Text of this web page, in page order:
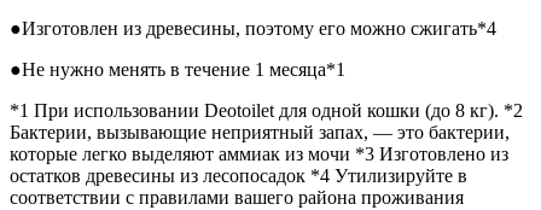
●Изготовлен из древесины, поэтому его можно сжигать*4
●Не нужно менять в течение 1 месяца*1
*1 При использовании Deotoilet для одной кошки (до 8 кг). *2
Бактерии, вызывающие неприятный запах, — это бактерии,
которые легко выделяют аммиак из мочи *3 Изготовлено из
остатков древесины из лесопосадок *4 Утилизируйте в
соответствии с правилами вашего района проживания